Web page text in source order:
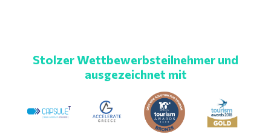
Stolzer Wettbewerbsteilnehmer und
ausgezeichnet mit